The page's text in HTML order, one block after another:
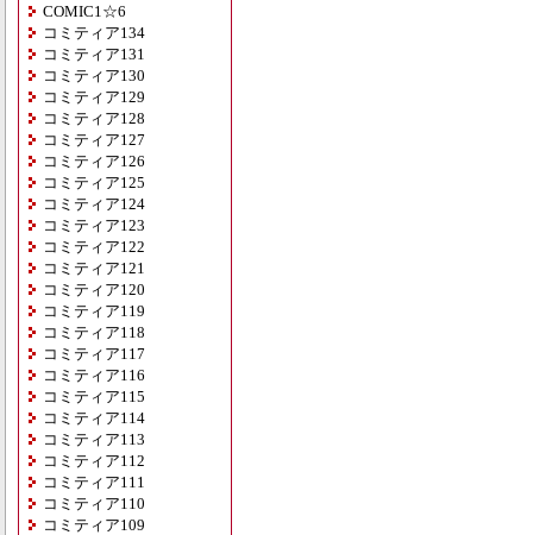
COMIC1☆6
コミティア134
コミティア131
コミティア130
コミティア129
コミティア128
コミティア127
コミティア126
コミティア125
コミティア124
コミティア123
コミティア122
コミティア121
コミティア120
コミティア119
コミティア118
コミティア117
コミティア116
コミティア115
コミティア114
コミティア113
コミティア112
コミティア111
コミティア110
コミティア109